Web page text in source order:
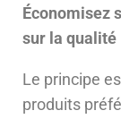
Économisez
sur la qualité
Le principe
produits